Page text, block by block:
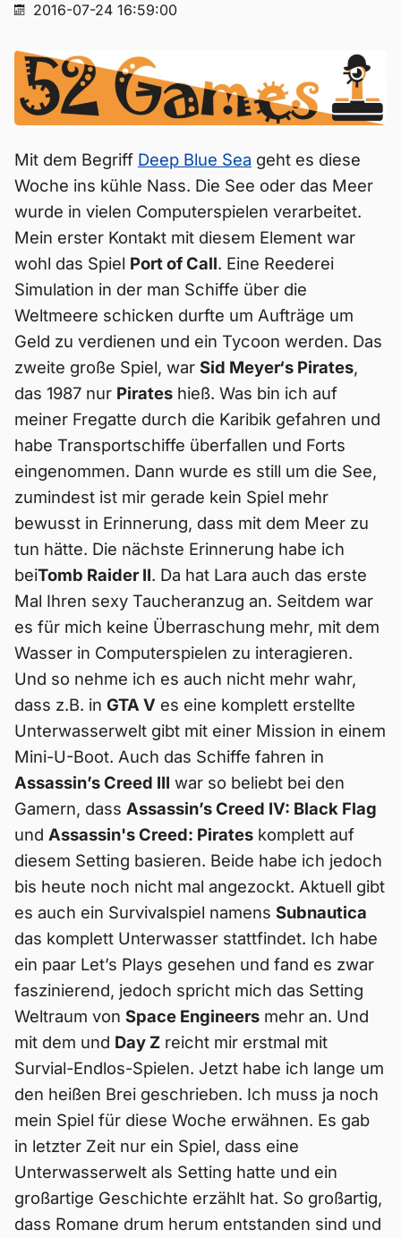
2016-07-24 16:59:00
Mit dem Begriff Deep Blue Sea geht es diese
Woche ins kühle Nass. Die See oder das Meer
wurde in vielen Computerspielen verarbeitet.
Mein erster Kontakt mit diesem Element war
wohl das Spiel Port of Call. Eine Reederei
Simulation in der man Schiffe über die
Weltmeere schicken durfte um Aufträge um
Geld zu verdienen und ein Tycoon werden. Das
zweite große Spiel, war Sid Meyer‘s Pirates,
das 1987 nur Pirates hieß. Was bin ich auf
meiner Fregatte durch die Karibik gefahren und
habe Transportschiffe überfallen und Forts
eingenommen. Dann wurde es still um die See,
zumindest ist mir gerade kein Spiel mehr
bewusst in Erinnerung, dass mit dem Meer zu
tun hätte. Die nächste Erinnerung habe ich
beiTomb Raider II. Da hat Lara auch das erste
Mal Ihren sexy Taucheranzug an. Seitdem war
es für mich keine Überraschung mehr, mit dem
Wasser in Computerspielen zu interagieren.
Und so nehme ich es auch nicht mehr wahr,
dass z.B. in GTA V es eine komplett erstellte
Unterwasserwelt gibt mit einer Mission in einem
Mini-U-Boot. Auch das Schiffe fahren in
Assassin’s Creed III war so beliebt bei den
Gamern, dass Assassin’s Creed IV: Black Flag
und Assassin's Creed: Pirates komplett auf
diesem Setting basieren. Beide habe ich jedoch
bis heute noch nicht mal angezockt. Aktuell gibt
es auch ein Survivalspiel namens Subnautica
das komplett Unterwasser stattfindet. Ich habe
ein paar Let’s Plays gesehen und fand es zwar
faszinierend, jedoch spricht mich das Setting
Weltraum von Space Engineers mehr an. Und
mit dem und Day Z reicht mir erstmal mit
Survial-Endlos-Spielen. Jetzt habe ich lange um
den heißen Brei geschrieben. Ich muss ja noch
mein Spiel für diese Woche erwähnen. Es gab
in letzter Zeit nur ein Spiel, dass eine
Unterwasserwelt als Setting hatte und ein
großartige Geschichte erzählt hat. So großartig,
dass Romane drum herum entstanden sind und